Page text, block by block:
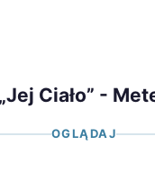
Ciało” -
OGLĄDAJ